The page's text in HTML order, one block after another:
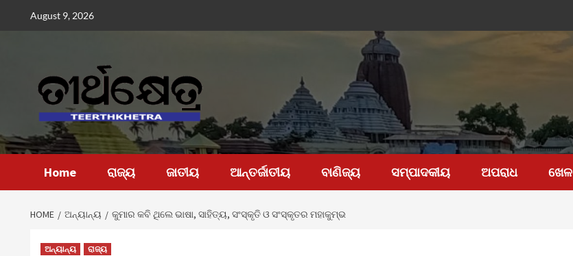
August 9, 2026
Home ରାଜ୍ୟ ଜାତୀୟ ଆନ୍ତର୍ଜାତୀୟ ବାଣିଜ୍ୟ ସମ୍ପାଦକୀୟ ଅପରାଧ ଖେଳ
HOME ଅନ୍ୟାନ୍ୟ କୁମାର କବି ଥିଲେ ଭାଷା, ସାହିତ୍ୟ, ସଂସ୍କୃତି ଓ ସଂସ୍କୃତର ମହାକୁମ୍ଭ
ଅନ୍ୟାନ୍ୟ ରାଜ୍ୟ